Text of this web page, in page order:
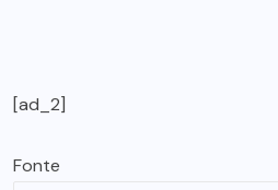
[ad_2]
Fonte